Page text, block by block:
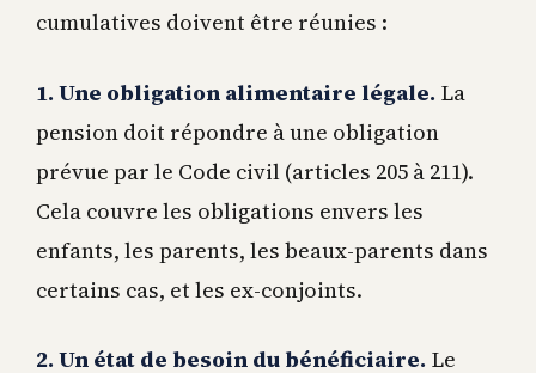
cumulatives doivent être réunies :
1. Une obligation alimentaire légale. La
pension doit répondre à une obligation
prévue par le Code civil (articles 205 à 211).
Cela couvre les obligations envers les
enfants, les parents, les beaux-parents dans
certains cas, et les ex-conjoints.
2. Un état de besoin du bénéficiaire. Le